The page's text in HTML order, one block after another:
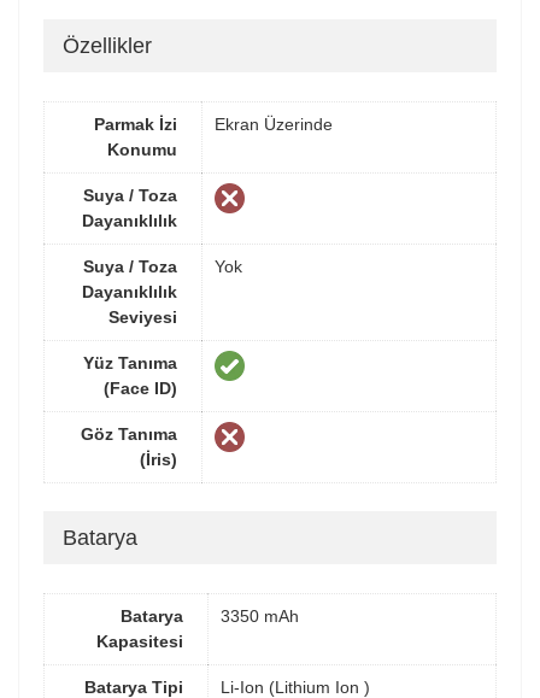
Özellikler
Parmak İzi
Konumu
Ekran Üzerinde
Suya / Toza
Dayanıklılık
Suya / Toza
Dayanıklılık
Seviyesi
Yok
Yüz Tanıma
(Face ID)
Göz Tanıma
(İris)
Batarya
Batarya
Kapasitesi
3350 mAh
Batarya Tipi Li-Ion (Lithium Ion )